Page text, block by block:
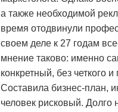
а также необходимой
время отодвинули
своем деле к 27 годам
мнение таково: именно
конкретный, без четкого
Составила бизнес-план,
человек рисковый.